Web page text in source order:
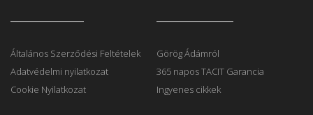
Általános Szerződési Feltételek
Adatvédelmi nyilatkozat
Cookie Nyilatkozat
Görög Ádámról
365 napos TACIT Garancia
Ingyenes cikkek